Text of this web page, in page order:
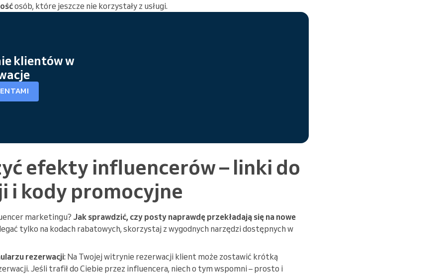
osób, które jeszcze nie korzystały z usługi.
klientów w
efekty influencerów – linki do
i kody promocyjne
marketingu? Jak sprawdzić, czy posty naprawdę przekładają się na nowe
tylko na kodach rabatowych, skorzystaj z wygodnych narzędzi dostępnych w
rezerwacji: Na Twojej witrynie rezerwacji klient może zostawić krótką
Jeśli trafił do Ciebie przez influencera, niech o tym wspomni – prosto i